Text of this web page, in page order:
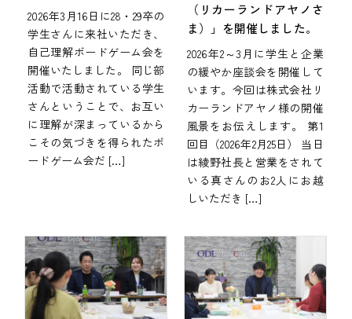
2026年3月16日に28・29卒の
学生さんに来社いただき、
自己理解ボードゲーム会を
開催いたしました。 同じ部
活動で活動されている学生
さんということで、お互い
に理解が深まっているから
こその気づきを得られたボ
ードゲーム会だ […]
（リカーランドアヤノさ
ま）」を開催しました。
2026年2～3月に学生と企業
の緩やか座談会を開催して
います。今回は株式会社リ
カーランドアヤノ様の開催
風景をお伝えします。 第1
回目（2026年2月25日） 当日
は綾野社長と営業をされて
いる真さんのお2人にお越
しいただき […]